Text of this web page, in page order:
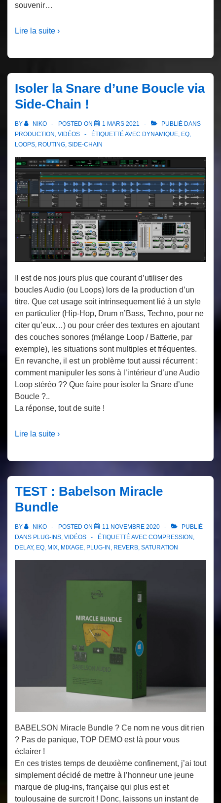
souvenir…
Lire la suite ›
Isoler la Snare d’une Boucle via
Side-Chain !
BY NIKO POSTED ON 1 MARS 2021
PUBLIÉ DANS
PRODUCTION , VIDÉOS ÉTIQUETTÉ AVEC DYNAMIQUE, EQ,
LOOPS, ROUTING, SIDE-CHAIN
Il est de nos jours plus que courant d’utiliser des
boucles Audio (ou Loops) lors de la production d’un
titre. Que cet usage soit intrinsequement lié à un style
en particulier (Hip-Hop, Drum n’Bass, Techno, pour ne
citer qu’eux…) ou pour créer des textures en ajoutant
des couches sonores (mélange Loop / Batterie, par
exemple), les situations sont multiples et fréquentes.
En revanche, il est un problème tout aussi récurrent :
comment manipuler les sons à l’intérieur d’une Audio
Loop stéréo ?? Que faire pour isoler la Snare d’une
Boucle ?..
La réponse, tout de suite !
Lire la suite ›
TEST : Babelson Miracle
Bundle
BY NIKO POSTED ON 11 NOVEMBRE 2020
PUBLIÉ
DANS PLUG-INS, VIDÉOS ÉTIQUETTÉ AVEC COMPRESSION,
DELAY, EQ, MIX, MIXAGE, PLUG-IN, REVERB, SATURATION
BABELSON Miracle Bundle ? Ce nom ne vous dit rien
? Pas de panique, TOP DEMO est là pour vous
éclairer !
En ces tristes temps de deuxième confinement, j’ai tout
simplement décidé de mettre à l’honneur une jeune
marque de plug-ins, française qui plus est et
toulousaine de surcroit ! Donc, laissons un instant de